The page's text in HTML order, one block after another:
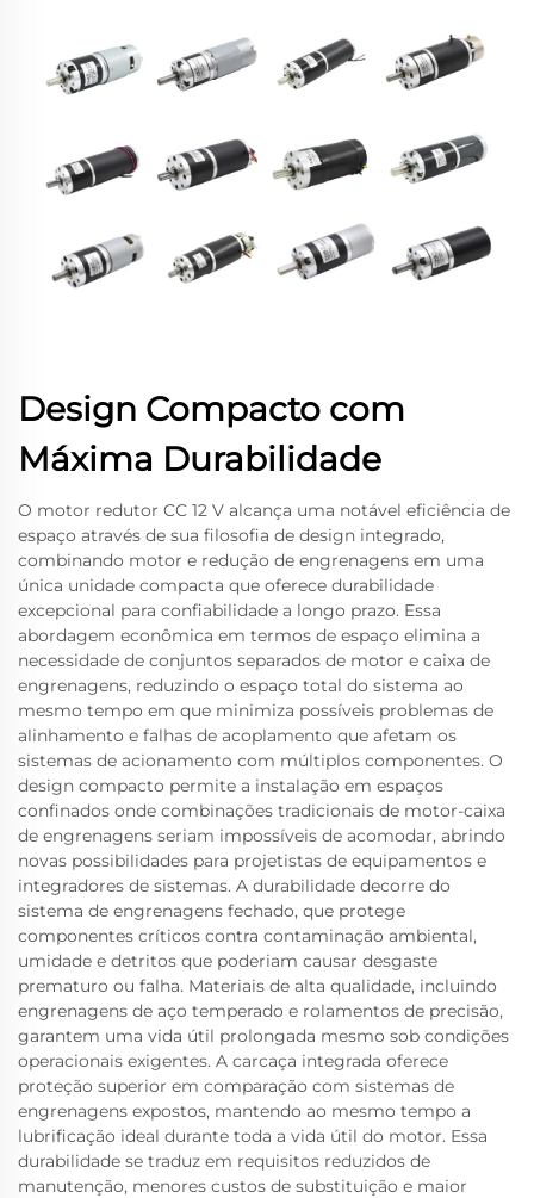
Design Compacto com
Máxima Durabilidade
O motor redutor CC 12 V alcança uma notável eficiência de
espaço através de sua filosofia de design integrado,
combinando motor e redução de engrenagens em uma
única unidade compacta que oferece durabilidade
excepcional para confiabilidade a longo prazo. Essa
abordagem econômica em termos de espaço elimina a
necessidade de conjuntos separados de motor e caixa de
engrenagens, reduzindo o espaço total do sistema ao
mesmo tempo em que minimiza possíveis problemas de
alinhamento e falhas de acoplamento que afetam os
sistemas de acionamento com múltiplos componentes. O
design compacto permite a instalação em espaços
confinados onde combinações tradicionais de motor-caixa
de engrenagens seriam impossíveis de acomodar, abrindo
novas possibilidades para projetistas de equipamentos e
integradores de sistemas. A durabilidade decorre do
sistema de engrenagens fechado, que protege
componentes críticos contra contaminação ambiental,
umidade e detritos que poderiam causar desgaste
prematuro ou falha. Materiais de alta qualidade, incluindo
engrenagens de aço temperado e rolamentos de precisão,
garantem uma vida útil prolongada mesmo sob condições
operacionais exigentes. A carcaça integrada oferece
proteção superior em comparação com sistemas de
engrenagens expostos, mantendo ao mesmo tempo a
lubrificação ideal durante toda a vida útil do motor. Essa
durabilidade se traduz em requisitos reduzidos de
manutenção, menores custos de substituição e maior